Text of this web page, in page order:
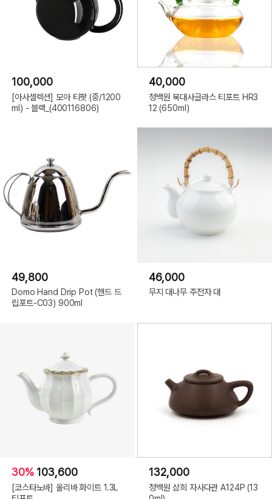
100,000
[아사셀렉션] 모아 티팟 (중/1200
ml) - 블랙_(400116806)
40,000
청백원 북대사글라스 티포트 HR3
12 (650ml)
49,800
Domo Hand Drip Pot (핸드 드
립포트-C03) 900ml
46,000
무지 대나무 주전자 대
30% 103,600
[코스타노바] 올리바 화이트 1.3L
132,000
청백원 삼희 자사다관 A124P (13